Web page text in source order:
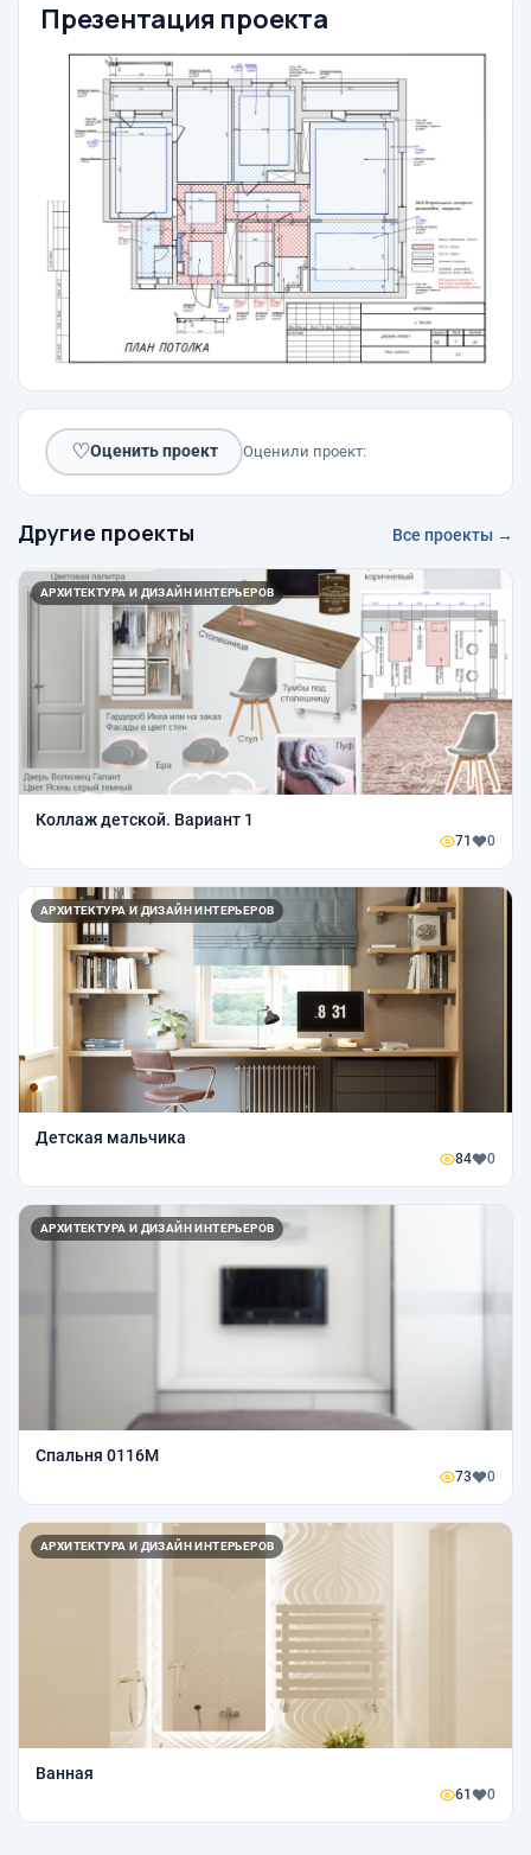
Презентация проекта
♡Оценить проект Оценили проект:
Другие проекты Все проекты →
АРХИТЕКТУРА И ДИЗАЙН ИНТЕРЬЕРОВ
Коллаж детской. Вариант 1
71 0
АРХИТЕКТУРА И ДИЗАЙН ИНТЕРЬЕРОВ
Детская мальчика
84 0
АРХИТЕКТУРА И ДИЗАЙН ИНТЕРЬЕРОВ
Спальня 0116М
73 0
АРХИТЕКТУРА И ДИЗАЙН ИНТЕРЬЕРОВ
Ванная
61 0